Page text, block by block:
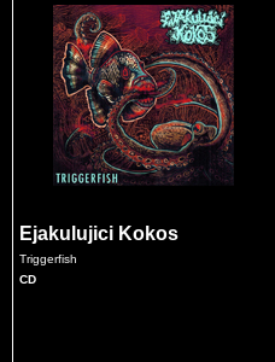
Ejakulujici Kokos
Triggerfish
CD